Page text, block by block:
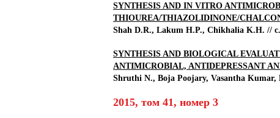
SYNTHESIS AND IN VITRO
THIOUREA/THIAZOLIDINONE/
Shah D.R., Lakum H.P., Chikhalia K.H. //
SYNTHESIS AND BIOLOGICAL
ANTIMICROBIAL, ANTIDEPRESSANT
Shruthi N., Boja Poojary, Vasantha Kumar,
2015, том 41, номер 3